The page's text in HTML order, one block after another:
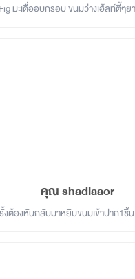
มะเดื่ออบกรอบ ขนมว่างเฮ้ลท์ตี้
คุณ shadiaaor
งต้องหันกลับมาหยิบขนมเข้าปาก1ชิ้